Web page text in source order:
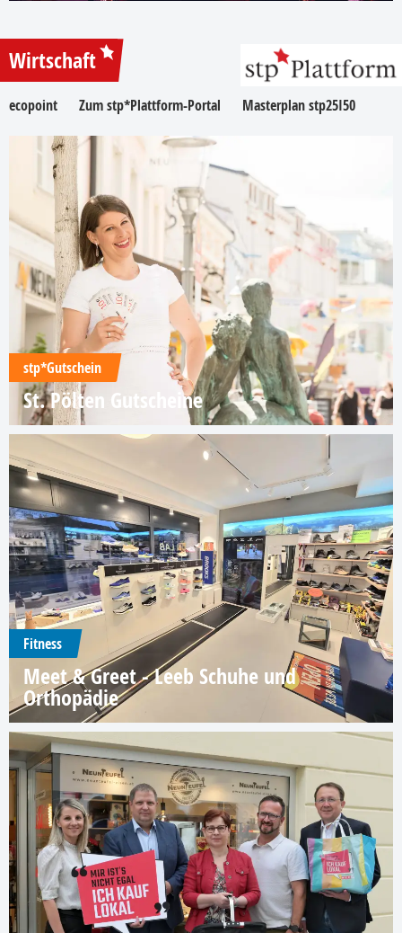
Wirtschaft
ecopoint Zum stp*Plattform-Portal Masterplan stp25I50
stp*Gutschein
St. Pölten Gutscheine
Fitness
Meet & Greet - Leeb Schuhe und
Orthopädie